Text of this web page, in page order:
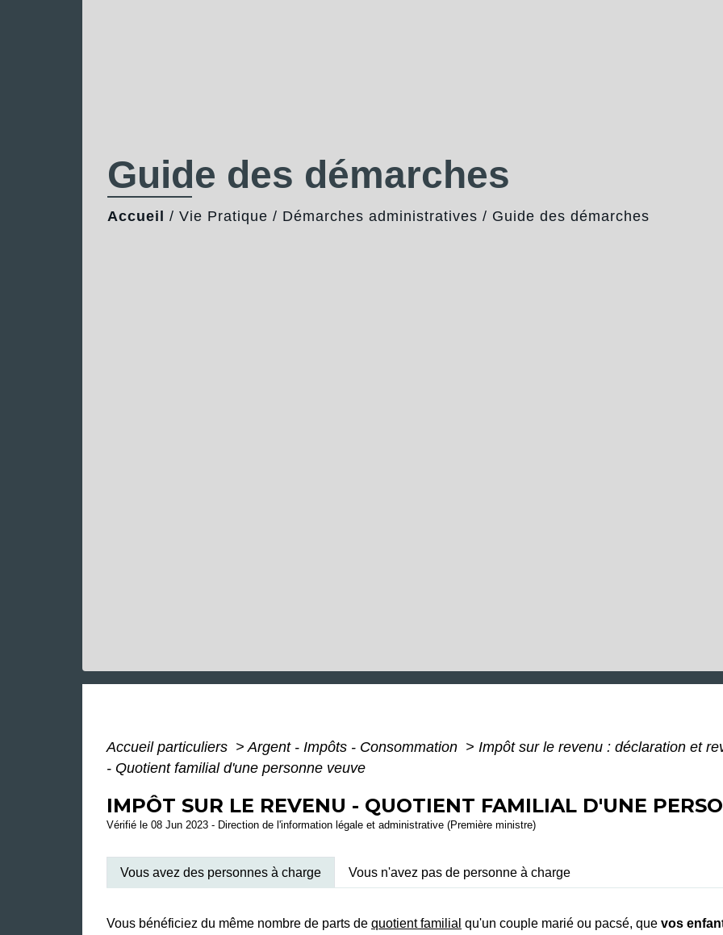
Guide des démarches
Accueil / Vie Pratique / Démarches administratives / Guide des démarches
Accueil particuliers > Argent - Impôts - Consommation > Impôt sur le revenu : déclaration et
- Quotient familial d'une personne veuve
IMPÔT SUR LE REVENU - QUOTIENT FAMILIAL D'UNE
Vérifié le 08 Jun 2023 - Direction de l'information légale et administrative (Première ministre)
Vous avez des personnes à charge Vous n'avez pas de personne à charge
Vous bénéficiez du même nombre de parts de quotient familial qu'un couple marié ou pacsé, que vos